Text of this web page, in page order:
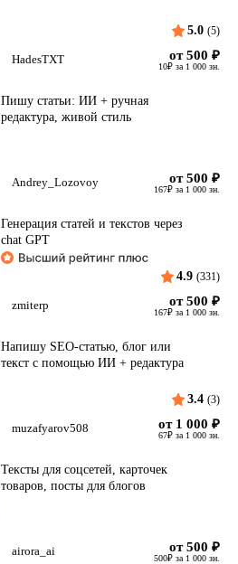
5.0 (5)
HadesTXT от 500 ₽
10₽ за 1 000 зн.
Пишу статьи: ИИ + ручная
редактура, живой стиль
Andrey_Lozovoy от 500 ₽
167₽ за 1 000 зн.
Генерация статей и текстов через
chat GPT
4.9 (331)
zmiterp от 500 ₽
167₽ за 1 000 зн.
Напишу SEO-статью, блог или
текст с помощью ИИ + редактура
3.4 (3)
muzafyarov508 от 1 000 ₽
67₽ за 1 000 зн.
Тексты для соцсетей, карточек
товаров, посты для блогов
airora_ai от 500 ₽
500₽ за 1 000 зн.